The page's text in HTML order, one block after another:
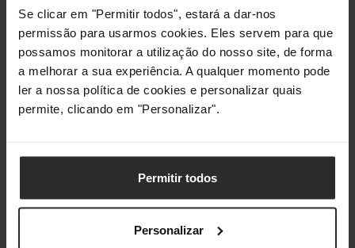
Se clicar em "Permitir todos", estará a dar-nos
permissão para usarmos cookies. Eles servem para que
possamos monitorar a utilização do nosso site, de forma
a melhorar a sua experiência. A qualquer momento pode
ler a nossa política de cookies e personalizar quais
permite, clicando em "Personalizar".
Permitir todos
Personalizar
Conectividade
Quantidade de portas
Ethernet LAN (RJ-45)
1